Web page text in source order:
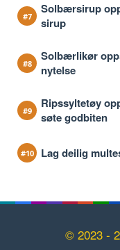
Solbærsirup
sirup
Solbærlikør
nytelse
Ripssyltetøy
søte godbiten
Lag deilig
© 2023 -